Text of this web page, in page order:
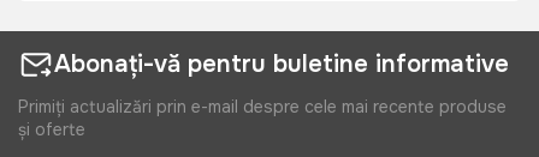
Abonați-vă pentru buletine informative
Primiți actualizări prin e-mail despre cele mai recente produse
și oferte